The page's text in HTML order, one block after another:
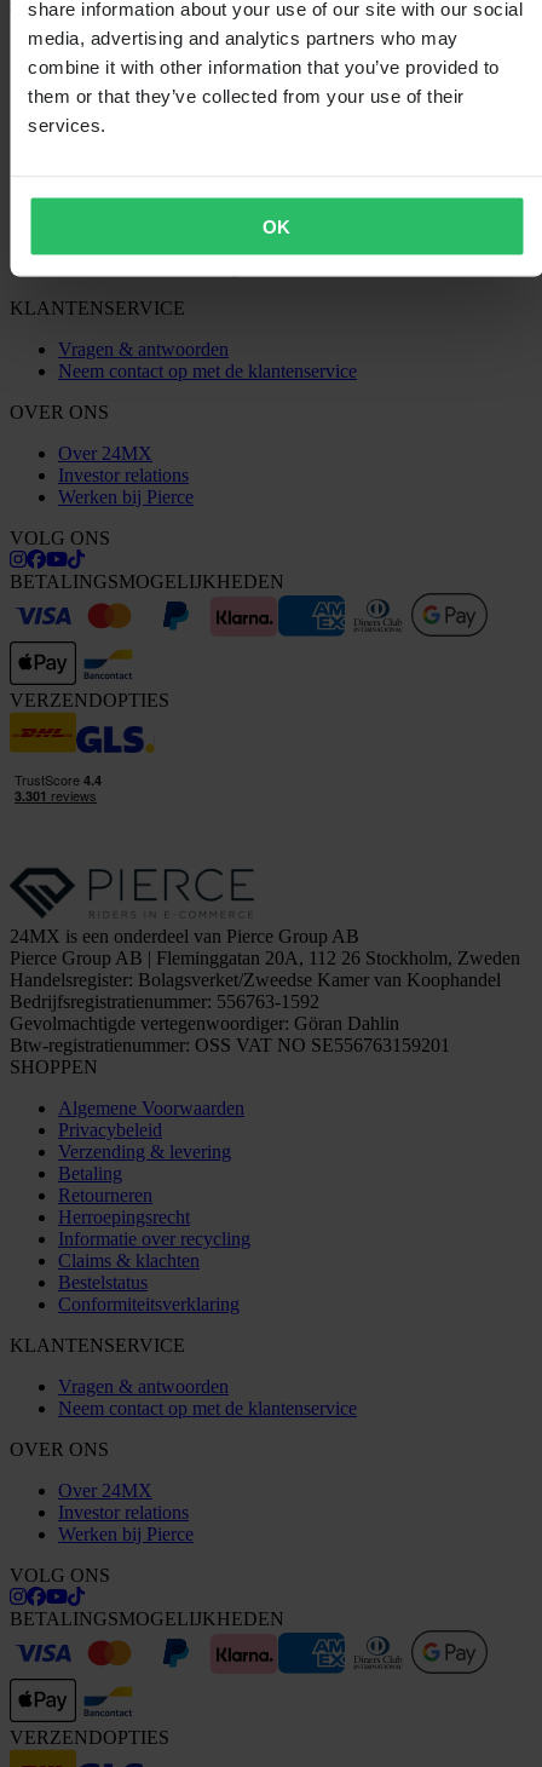
share information about your use of our site with our social
media, advertising and analytics partners who may
combine it with other information that you’ve provided to
them or that they’ve collected from your use of their
services.
OK
SHOPPEN
Algemene Voorwaarden
Privacybeleid
Verzending & levering
Betaling
Informatie over recycling
KLANTENSERVICE
Vragen & antwoorden
Neem contact op met de klantenservice
OVER ONS
Over 24MX
Investor relations
Werken bij Pierce
VOLG ONS
BETALINGSMOGELIJKHEDEN
VERZENDOPTIES
24MX is een onderdeel van Pierce Group AB
Pierce Group AB | Fleminggatan 20A, 112 26 Stockholm, Zweden
Handelsregister: Bolagsverket/Zweedse Kamer van Koophandel
Bedrijfsregistratienummer: 556763-1592
Gevolmachtigde vertegenwoordiger: Göran Dahlin
Btw-registratienummer: OSS VAT NO SE556763159201
SHOPPEN
Algemene Voorwaarden
Privacybeleid
Verzending & levering
Betaling
Retourneren
Herroepingsrecht
Informatie over recycling
Claims & klachten
Bestelstatus
Conformiteitsverklaring
KLANTENSERVICE
Vragen & antwoorden
Neem contact op met de klantenservice
OVER ONS
Over 24MX
Investor relations
Werken bij Pierce
VOLG ONS
BETALINGSMOGELIJKHEDEN
VERZENDOPTIES